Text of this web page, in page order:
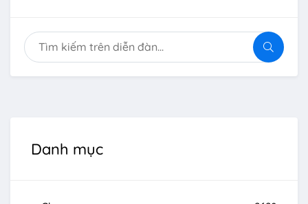
Danh mục